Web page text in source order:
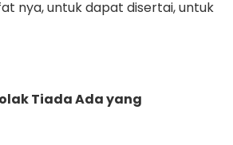
nya, untuk dapat disertai, untuk
Tiada Ada yang